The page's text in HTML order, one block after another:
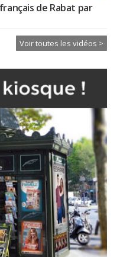
de Rabat par
Voir toutes les vidéos >